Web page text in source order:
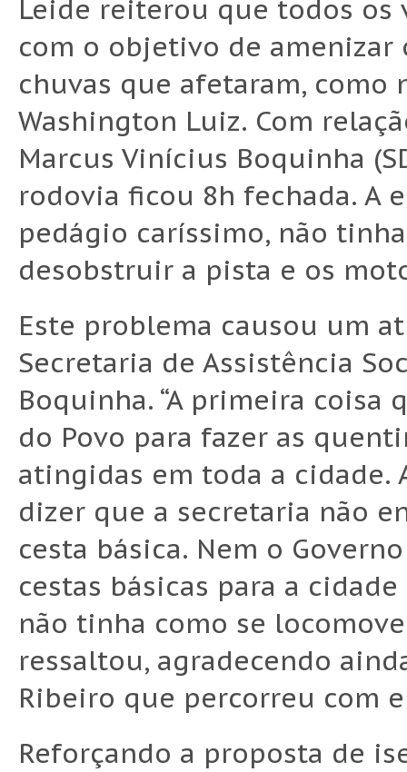
Leide reiterou que todos os
com o objetivo de amenizar
chuvas que afetaram, como
Washington Luiz. Com
Marcus Vinícius Boquinha
rodovia ficou 8h fechada. A
pedágio caríssimo, não
desobstruir a pista e os
Este problema causou um
Secretaria de Assistência
Boquinha. “A primeira
do Povo para fazer as
atingidas em toda a cidade.
dizer que a secretaria não
cesta básica. Nem o
cestas básicas para a
não tinha como se
ressaltou, agradecendo
Ribeiro que percorreu com
Reforçando a proposta de